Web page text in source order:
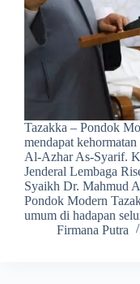
Tazakka – Pondok
mendapat
Al-Azhar As-Syarif.
Jenderal Lembaga
Syaikh Dr. Mahmud
Pondok Modern
umum di hadapan
Firmana Putra